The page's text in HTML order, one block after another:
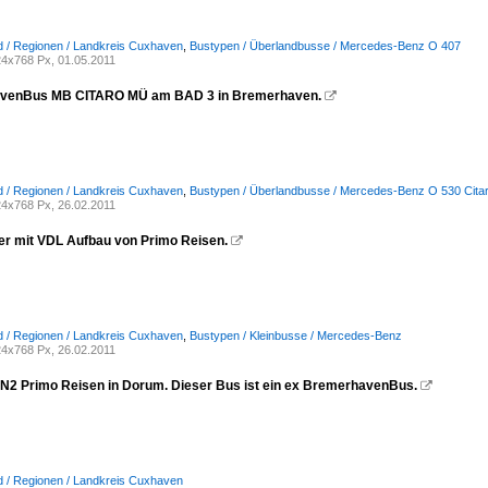
/ Regionen / Landkreis Cuxhaven Bustypen / Überlandbusse / Mercedes-Benz O 407
Px, 01.05.2011
MB CITARO MÜ am BAD 3 in Bremerhaven. 
/ Regionen / Landkreis Cuxhaven Bustypen / Überlandbusse / Mercedes-Benz O 530
Px, 26.02.2011
mit VDL Aufbau von Primo Reisen. 
/ Regionen / Landkreis Cuxhaven Bustypen / Kleinbusse / Mercedes-Benz
Px, 26.02.2011
Primo Reisen in Dorum. Dieser Bus ist ein ex BremerhavenBus. 
/ Regionen / Landkreis Cuxhaven